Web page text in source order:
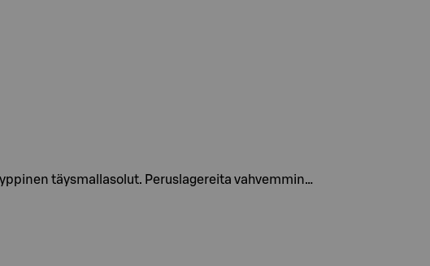
täysmallasolut. Peruslagereita vahvemmin…